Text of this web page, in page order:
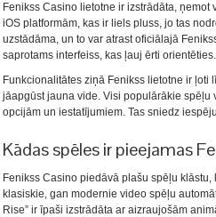
Fenikss Casino lietotne ir izstrādāta,
iOS platformām, kas ir liels pluss, jo tas
uzstādāma, un to var atrast oficiālajā
saprotams interfeiss, kas ļauj ērti orientēties.
Funkcionalitātes ziņā Fenikss lietotne ir
jāapgūst jauna vide. Visi populārākie
opcijām un iestatījumiem. Tas sniedz
Kādas spēles ir pieejamas
Fenikss Casino piedāvā plašu spēļu
klasiskie, gan modernie video spēļu
Rise” ir īpaši izstrādāta ar aizraujošām